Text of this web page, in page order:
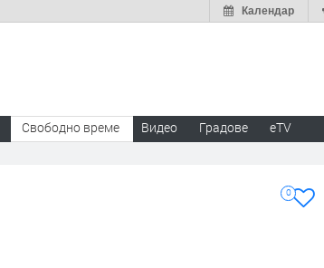
Календар
Свободно време Видео Градове eTV
0